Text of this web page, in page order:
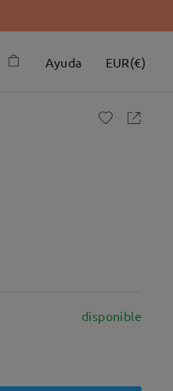
Ayuda EUR(€)
disponible